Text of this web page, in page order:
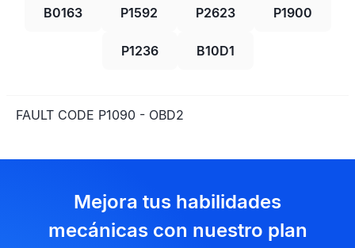
B0163 P1592 P2623 P1900
P1236 B10D1
FAULT CODE P1090 - OBD2
Mejora tus habilidades
mecánicas con nuestro plan